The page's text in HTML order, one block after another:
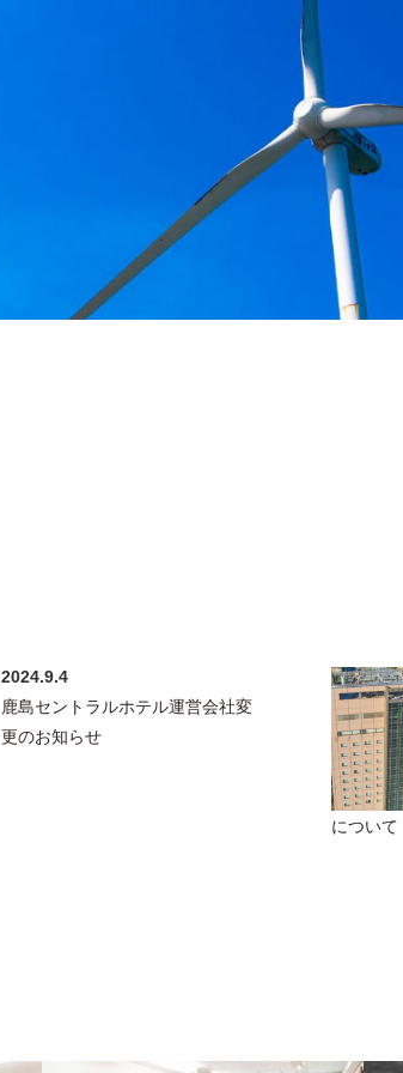
2024.9.4
鹿島セントラルホテル運営会社変
更のお知らせ
について